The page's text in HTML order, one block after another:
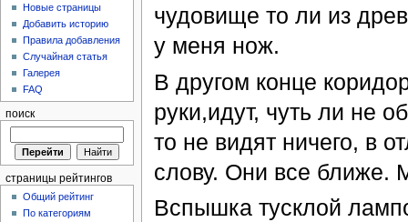
чудовище то ли из
у меня нож.
В другом конце
руки,идут, чуть ли не
то не видят ничего, в
слову. Они все
Вспышка тусклой
Новые страницы
Добавить историю
Правила добавления
Случайная статья
Галерея
FAQ
поиск
страницы рейтингов
Общий рейтинг
По категориям